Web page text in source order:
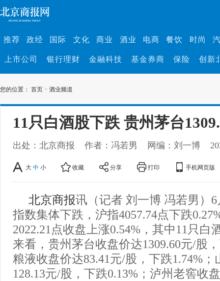
推荐 政经 国际 文化 商业 酒业 电商 餐饮 时尚
上市公司 银行理财 金融科技 基金券商 保险 创新
您的位置： 首页 > 酒业频道
11只白酒股下跌 贵州茅台
出处：北京商报 作者：冯若男 网编：刘一博
大 中 小 收藏 分享 打印 手机网页版
北京商报讯（记者 刘一博 冯若男）
指数集体下跌，沪指4057.74点下跌
2022.21点收盘上涨0.54%，其中11只白
来看，贵州茅台收盘价达1309.60元/股
粮液收盘价达83.41元/股，下跌1.74%
128.13元/股，下跌0.13%；泸州老窖收